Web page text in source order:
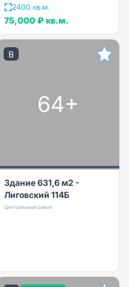
2400 кв.м.
75,000 ₽ кв.м.
B
64+
Здание 631,6 м2 -
Лиговский 114Б
Центральный район